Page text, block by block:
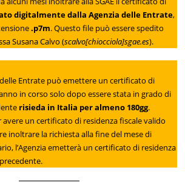
digitalmente dalla Agenzia delle Entrate,
.p7m. Questo file può essere spedito
Susana Calvo (scalvo[chiocciola]sgae.es).
Entrate può emettere un certificato di
in corso solo dopo essere stata in grado di
risieda in Italia per almeno 180gg.
un certificato di residenza fiscale valido
inoltrare la richiesta alla fine del mese di
l’Agenzia emetterà un certificato di residenza